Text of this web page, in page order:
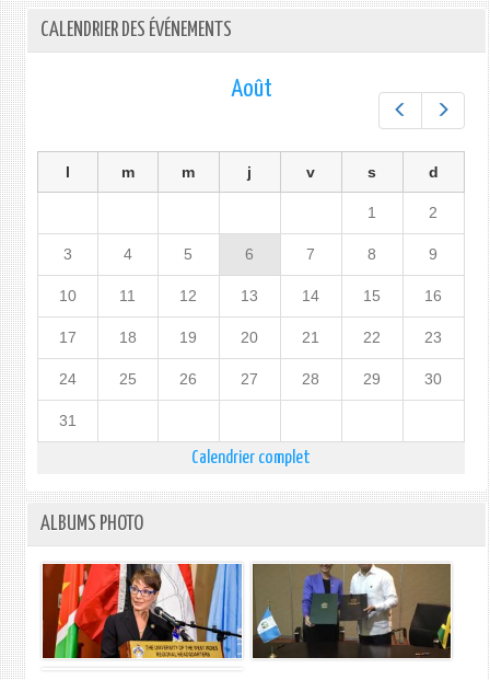
CALENDRIER DES ÉVÉNEMENTS
Préc.
Août
l m m j v s d
1 2
3 4 5 6 7 8 9
10 11 12 13 14 15 16
17 18 19 20 21 22 23
24 25 26 27 28 29 30
31
Calendrier complet
ALBUMS PHOTO